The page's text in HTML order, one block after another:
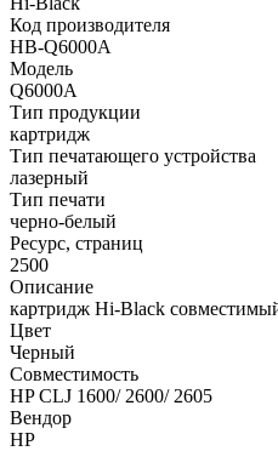
Код производителя
HB-Q6000A
Модель
Q6000A
Тип продукции
картридж
Тип печатающего устройства
лазерный
Тип печати
черно-белый
Ресурс, страниц
2500
Описание
картридж Hi-Black
Цвет
Черный
Совместимость
HP CLJ 1600/ 2600/ 2605
Вендор
HP